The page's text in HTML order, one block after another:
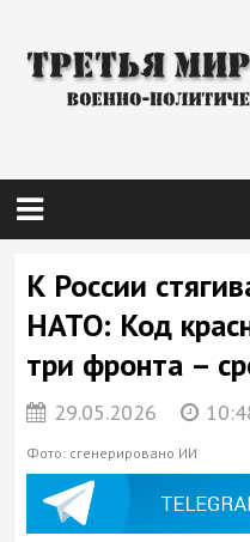
К России
НАТО: Код
три фронта –
29.05.2026
Фото: сгенерировано ИИ